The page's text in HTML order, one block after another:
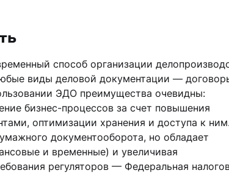
способ организации
виды деловой документации —
ЭДО преимущества очевидны:
бизнес-процессов за счет повышения
оптимизации хранения и доступа к
документооборота, но обладает
и временные) и увеличивая
регуляторов — Федеральная